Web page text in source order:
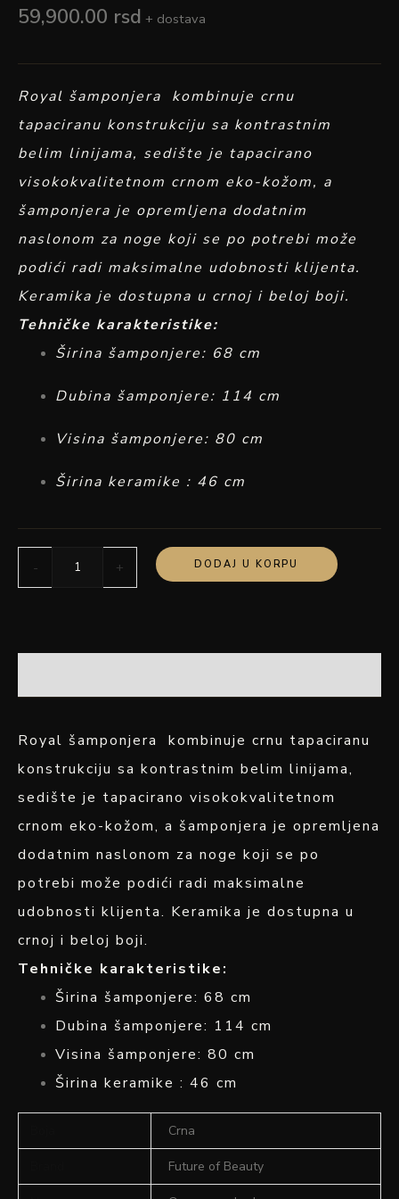
59,900.00 rsd + dostava
Royal šamponjera kombinuje crnu
tapaciranu konstrukciju sa kontrastnim
belim linijama, sedište je tapacirano
visokokvalitetnom crnom eko-kožom, a
šamponjera je opremljena dodatnim
naslonom za noge koji se po potrebi može
podići radi maksimalne udobnosti klijenta.
Keramika je dostupna u crnoj i beloj boji.
Tehničke karakteristike:
Širina šamponjere: 68 cm
Dubina šamponjere: 114 cm
Visina šamponjere: 80 cm
Širina keramike : 46 cm
- + DODAJ U KORPU
Royal šamponjera kombinuje crnu tapaciranu
konstrukciju sa kontrastnim belim linijama,
sedište je tapacirano visokokvalitetnom
crnom eko-kožom, a šamponjera je opremljena
dodatnim naslonom za noge koji se po
potrebi može podići radi maksimalne
udobnosti klijenta. Keramika je dostupna u
crnoj i beloj boji.
Tehničke karakteristike:
Širina šamponjere: 68 cm
Dubina šamponjere: 114 cm
Visina šamponjere: 80 cm
Širina keramike : 46 cm
Crna
Future of Beauty